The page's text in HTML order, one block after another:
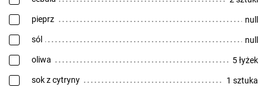
pieprz null
sól null
oliwa 5 łyżek
sok z cytryny 1 sztuka